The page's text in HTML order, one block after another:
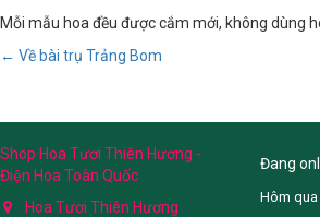
Mỗi mẫu hoa đều được cắm mới, không dùng
← Về bài trụ Trảng Bom
Shop Hoa Tươi Thiên Hương -
Điện Hoa Toàn Quốc
Hoa Tươi Thiên Hương
Đang
Hôm qua